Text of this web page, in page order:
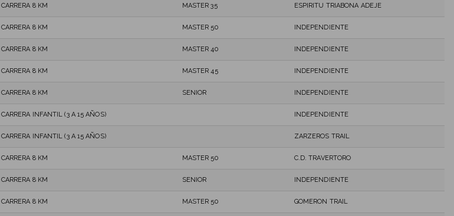
CARRERA 8 KM MASTER 35 ESPIRITU TRIABONA ADEJE
CARRERA 8 KM MASTER 50 INDEPENDIENTE
CARRERA 8 KM MASTER 40 INDEPENDIENTE
CARRERA 8 KM MASTER 45 INDEPENDIENTE
CARRERA 8 KM SENIOR INDEPENDIENTE
CARRERA INFANTIL (3 A 15 AÑOS) INDEPENDIENTE
CARRERA INFANTIL (3 A 15 AÑOS) ZARZEROS TRAIL
CARRERA 8 KM MASTER 50 C.D. TRAVERTORO
CARRERA 8 KM SENIOR INDEPENDIENTE
CARRERA 8 KM MASTER 50 GOMERON TRAIL